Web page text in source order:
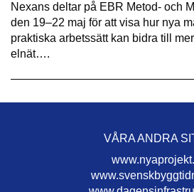
Nexans deltar på EBR Metod- och
den 19–22 maj för att visa hur nya
praktiska arbetssätt kan bidra till
elnät….
VÅRA ANDRA